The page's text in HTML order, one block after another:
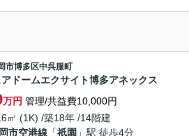
市博多区中呉服町
アドームエクサイト博多アネックス
万円 管理/共益費10,000円
㎡ (1K) /築18年 /14階建
市空港線 「祇園 」駅 徒歩4分